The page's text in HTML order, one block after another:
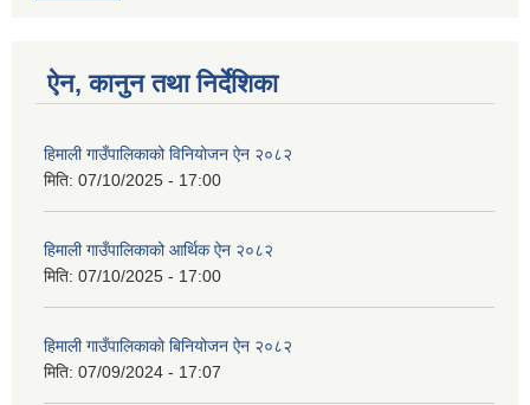
ऐन, कानुन तथा निर्देशिका
हिमाली गाउँपालिकाको विनियोजन ऐन २०८२
मिति: 07/10/2025 - 17:00
हिमाली गाउँपालिकाको आर्थिक ऐन २०८२
मिति: 07/10/2025 - 17:00
हिमाली गाउँपालिकाकाे बिनियोजन ऐन २०८२
मिति: 07/09/2024 - 17:07